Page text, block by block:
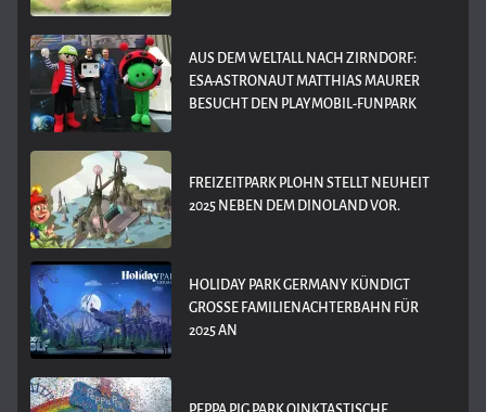
AUS DEM WELTALL NACH ZIRNDORF:
ESA-ASTRONAUT MATTHIAS MAURER
BESUCHT DEN PLAYMOBIL-FUNPARK
FREIZEITPARK PLOHN STELLT NEUHEIT
2025 NEBEN DEM DINOLAND VOR.
HOLIDAY PARK GERMANY KÜNDIGT
GROSSE FAMILIENACHTERBAHN FÜR 2
025 AN